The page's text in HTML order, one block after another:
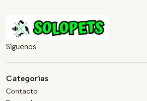
Síguenos
Categorías
Contacto